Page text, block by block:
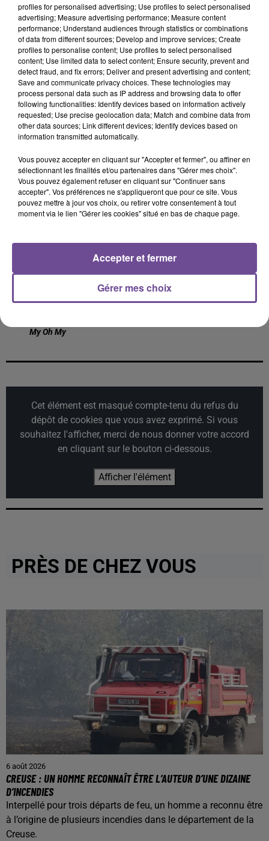
DERNIERS TITRES
4h51
4h51
THE WEEKND
Save Your Tears
4h48
4h48
VITAA
Ca Fait Mal
4h45
4h45
Je Cours
KRIS KROSS
My Oh My
MR. BELT DJO
Cet élément est masqué compte-tenu du refus du
dépôt de cookies que vous avez exprimé. Si vous
souhaitez l'afficher, merci de nous donner votre accord
en cliquant sur le bouton ci-dessous.
Afficher l'élément
PRÈS DE CHEZ VOUS
6 août 2026
CREUSE : UN HOMME RECONNAÎT ÊTRE L’AUTEUR D’UNE DIZAINE
D’INCENDIES
Interpellé pour trois départs de feu, un homme a reconnu être
à l’origine de plusieurs incendies dans le département de la
Creuse.
profiles for personalised advertising; Use profiles to select personalised
advertising; Measure advertising performance; Measure content
performance; Understand audiences through statistics or combinations
of data from different sources; Develop and improve services; Create
profiles to personalise content; Use profiles to select personalised
content; Use limited data to select content; Ensure security, prevent and
detect fraud, and fix errors; Deliver and present advertising and content;
Save and communicate privacy choices. These technologies may
process personal data such as IP address and browsing data to offer
following functionalities: Identify devices based on information actively
requested; Use precise geolocation data; Match and combine data from
other data sources; Link different devices; Identify devices based on
information transmitted automatically.
Vous pouvez accepter en cliquant sur "Accepter et fermer", ou affiner en
sélectionnant les finalités et/ou partenaires dans "Gérer mes choix".
Vous pouvez également refuser en cliquant sur "Continuer sans
accepter". Vos préférences ne s'appliqueront que pour ce site. Vous
pouvez mettre à jour vos choix, ou retirer votre consentement à tout
moment via le lien "Gérer les cookies" situé en bas de chaque page.
Gérer mes choix
Accepter et fermer